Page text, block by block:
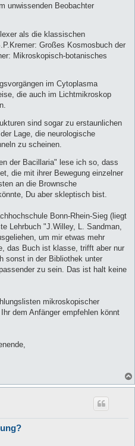
unwissenden Beobachter
als die klassischen
Großes Kosmosbuch der
Mikroskopisch-botanisches
im Cytoplasma
die auch im Lichtmikroskop
sind sogar zu erstaunlichen
Lage, die neurologische
zu scheinen.
der Bacillaria" lese ich so, dass
die mit ihrer Bewegung einzelner
an die Brownsche
Du aber skleptisch bist.
Bonn-Rhein-Sieg (liegt
Lehrbuch "J.Willey, L. Sandman,
um mir etwas mehr
das Buch ist klasse, trifft aber nur
sonst in der Bibliothek unter
zu sein. Das ist halt keine
mikroskopischer
dem Anfänger empfehlen könnt